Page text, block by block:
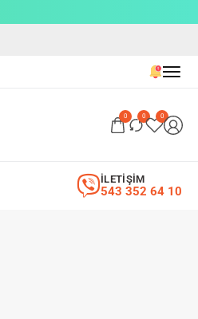
0 0 0
543 352 64 10
İLETİŞİM